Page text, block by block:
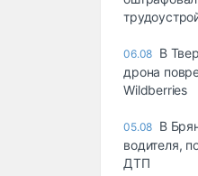
06.08 В
дрона
Wildberries
05.08 В
водителя,
ДТП